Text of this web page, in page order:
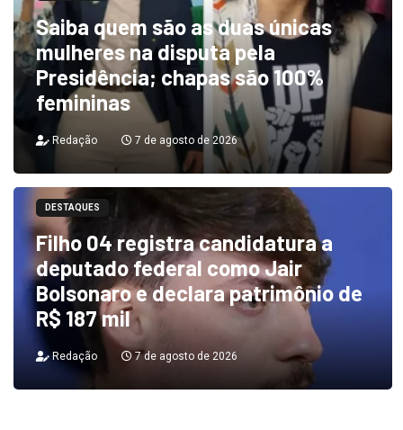
Saiba quem são as duas únicas
mulheres na disputa pela
Presidência; chapas são 100%
femininas
Redação 7 de agosto de 2026
DESTAQUES
Filho 04 registra candidatura a
deputado federal como Jair
Bolsonaro e declara patrimônio de
R$ 187 mil
Redação 7 de agosto de 2026